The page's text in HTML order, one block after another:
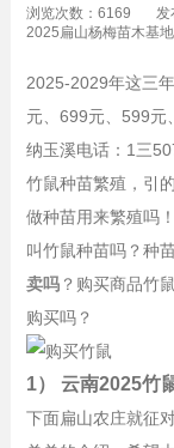
浏览次数：6169
2025扁山杨梅苗木基地
2025-2029年这三
元、 699元、 599元、
纳玉溪电话：1三
竹鼠种苗繁殖，引
做种苗用来繁殖吗
叫竹鼠种苗吗？种
卖吗？购买商品竹
购买吗？
1） 云南2025竹
下面扁山农庄就征